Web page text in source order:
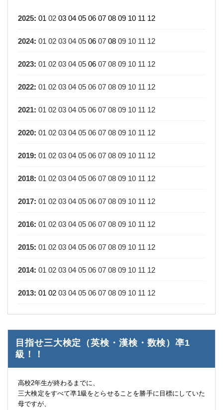
2025: 01 02 03 04 05 06 07 08 09 10 11 12
2024: 01 02 03 04 05 06 07 08 09 10 11 12
2023: 01 02 03 04 05 06 07 08 09 10 11 12
2022: 01 02 03 04 05 06 07 08 09 10 11 12
2021: 01 02 03 04 05 06 07 08 09 10 11 12
2020: 01 02 03 04 05 06 07 08 09 10 11 12
2019: 01 02 03 04 05 06 07 08 09 10 11 12
2018: 01 02 03 04 05 06 07 08 09 10 11 12
2017: 01 02 03 04 05 06 07 08 09 10 11 12
2016: 01 02 03 04 05 06 07 08 09 10 11 12
2015: 01 02 03 04 05 06 07 08 09 10 11 12
2014: 01 02 03 04 05 06 07 08 09 10 11 12
2013: 01 02 03 04 05 06 07 08 09 10 11 12
目指せ三大検定（英検・漢検・数検）凖1
級！！
高校2年生が終わるまでに、
三大検定をすべて凖1級をとらせることを勝手に目標にしていた
母ですが、